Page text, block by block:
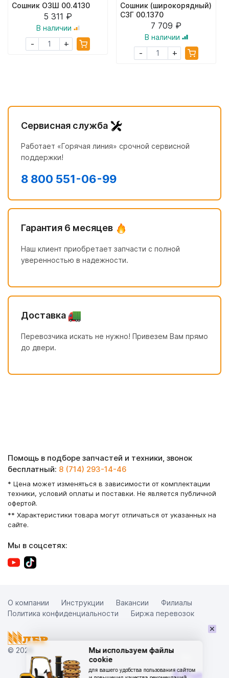
Сошник ОЗШ 00.4130
5 311 ₽
В наличии
- +
Сошник (широкорядный)
СЗГ 00.1370
7 709 ₽
В наличии
- +
Сервисная служба
Работает «Горячая линия» срочной сервисной
поддержки!
8 800 551-06-99
Гарантия 6 месяцев
Наш клиент приобретает запчасти с полной
уверенностью в надежности.
Доставка
Перевозчика искать не нужно! Привезем Вам прямо
до двери.
Мы используем файлы
cookie
для вашего удобства пользования сайтом
Помощь в подборе запчастей и техники, звонок
бесплатный: 8 (714) 293-14-46
* Цена может изменяться в зависимости от комплектации
техники, условий оплаты и поставки. Не является публичной
офертой.
** Характеристики товара могут отличаться от указанных на
сайте.
Мы в соцсетях:
© 2026
О компании Инструкции Вакансии
Филиалы
Политика конфиденциальности
Биржа перевозок
×